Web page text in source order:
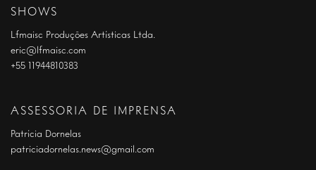
SHOWS
Lfmaisc Produções Artísticas Ltda.
eric@lfmaisc.com
+55 11944810383
ASSESSORIA DE IMPRENSA
Patrícia Dornelas
patriciadornelas.news@gmail.com